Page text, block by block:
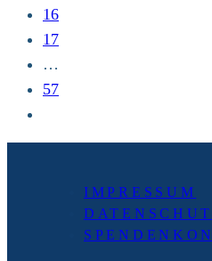
16
17
…
57
nächsten
IMPRESSUM